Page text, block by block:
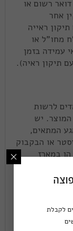
רשום או
אחר
ראייה
מחו"ל או
עמידה בזמן
לרשות
המוצר. יש
המתאים,
או הבקבוק
במארז
התשלום
קרעים,
לקבלת